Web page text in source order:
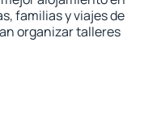
familias y viajes de
organizar talleres